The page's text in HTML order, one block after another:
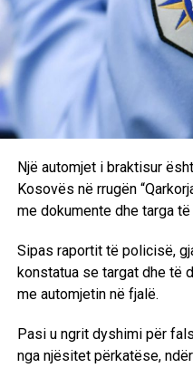
Një automjet i braktisur
Kosovës në rrugën
me dokumente dhe targa
Sipas raportit të policisë,
konstatua se targat dhe të
me automjetin në fjalë.
Pasi u ngrit dyshimi për
nga njësitet përkatëse,